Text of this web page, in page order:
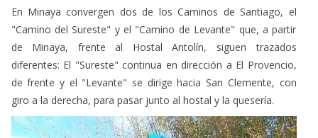
de Minaya, frente al Hostal Antolín, siguen trazados
diferentes: El "Sureste" continua en dirección a El Provencio,
de frente y el "Levante" se dirige hacia San Clemente, con